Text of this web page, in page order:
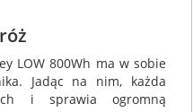
LOW 800Wh ma w sobie
Jadąc na nim, każda
i sprawia ogromną